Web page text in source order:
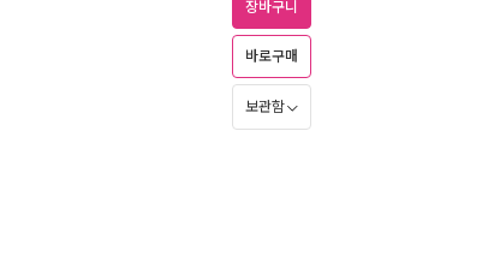
장바구니
바로구매
보관함